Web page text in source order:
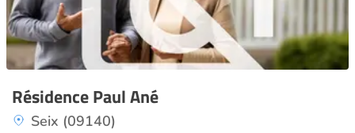
Résidence Paul Ané
Seix (09140)